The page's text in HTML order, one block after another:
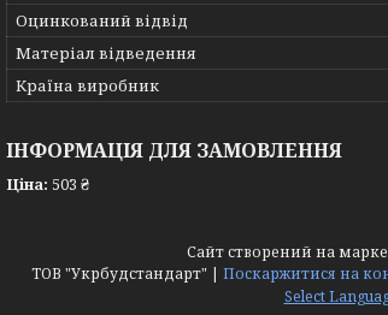
Оцинкований відвід
Матеріал відведення
Країна виробник
ІНФОРМАЦІЯ ДЛЯ ЗАМОВЛЕННЯ
Ціна: 503 ₴
Сайт створений на
ТОВ "Укрбудстандарт" | Поскаржитися на
Select